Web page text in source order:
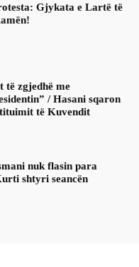
Gjykata e Lartë të
të zgjedhë me
/ Hasani sqaron
të Kuvendit
nuk flasin para
shtyri seancën